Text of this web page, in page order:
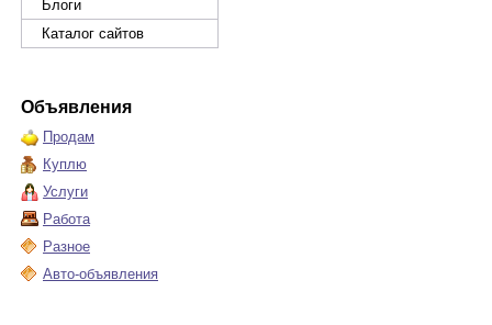
Блоги
Каталог сайтов
Объявления
Продам
Куплю
Услуги
Работа
Разное
Авто-объявления